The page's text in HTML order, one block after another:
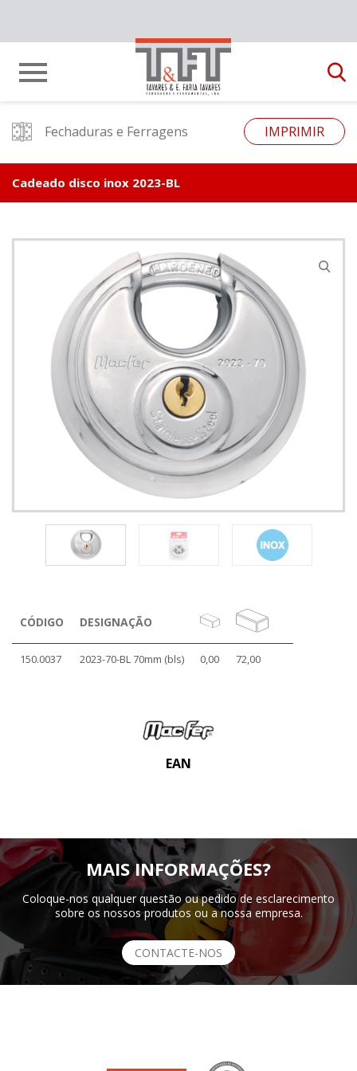
Fechaduras e Ferragens IMPRIMIR
Cadeado disco inox 2023-BL
CÓDIGO DESIGNAÇÃO
150.0037 2023-70-BL 70mm (bls) 0,00 72,00
EAN
MAIS INFORMAÇÕES?
Coloque-nos qualquer questão ou pedido de esclarecimento
sobre os nossos produtos ou a nossa empresa.
CONTACTE-NOS